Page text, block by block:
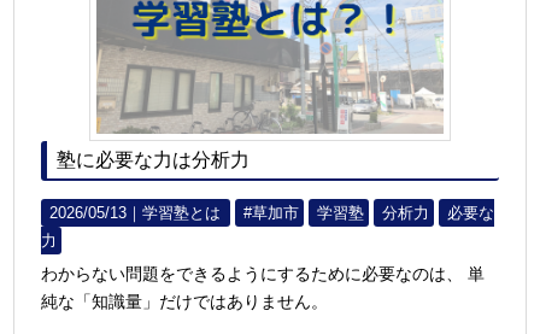
塾に必要な力は分析力
2026/05/13｜学習塾とは #草加市 学習塾 分析力
必要な
力
わからない問題をできるようにするために必要なのは、 単
純な「知識量」だけではありません。